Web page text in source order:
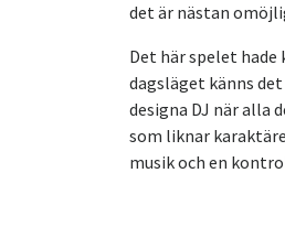
det är nästan
Det här spelet
dagsläget känns
designa DJ när alla
som liknar
musik och en